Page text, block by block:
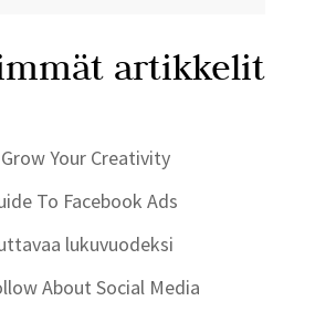
artikkelit
Grow Your Creativity
To Facebook Ads
lukuvuodeksi
About Social Media